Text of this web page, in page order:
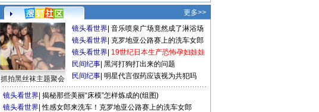
更多>>
抓拍黑丝袜主题聚会
镜头看世界 音乐喷泉广场竟然成了淋浴场
镜头看世界 克罗地亚公路赛上的洗车女郎
镜头看世界 19世纪日本生产恐怖孕妇娃娃
民间纪事 黑河打狗打出来的问题
民间纪事 明星代言假药应该视为共犯吗
镜头看世界 揭秘那些美丽“床模”怎样炼成的(组图)
镜头看世界 性感女郎来洗车！克罗地亚公路赛上的洗车女郎